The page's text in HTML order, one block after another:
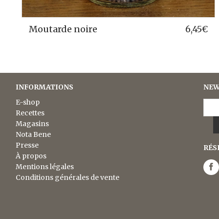
Sésame doré 5,95€
INFORMATIONS
E-shop
Recettes
Magasins
Nota Bene
Presse
À propos
Mentions légales
Conditions générales de vente